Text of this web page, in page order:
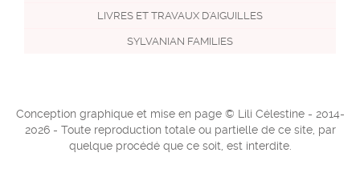
LIVRES ET TRAVAUX D'AIGUILLES
SYLVANIAN FAMILIES
Conception graphique et mise en page © Lili Célestine - 2014-
2026 - Toute reproduction totale ou partielle de ce site, par
quelque procédé que ce soit, est interdite.